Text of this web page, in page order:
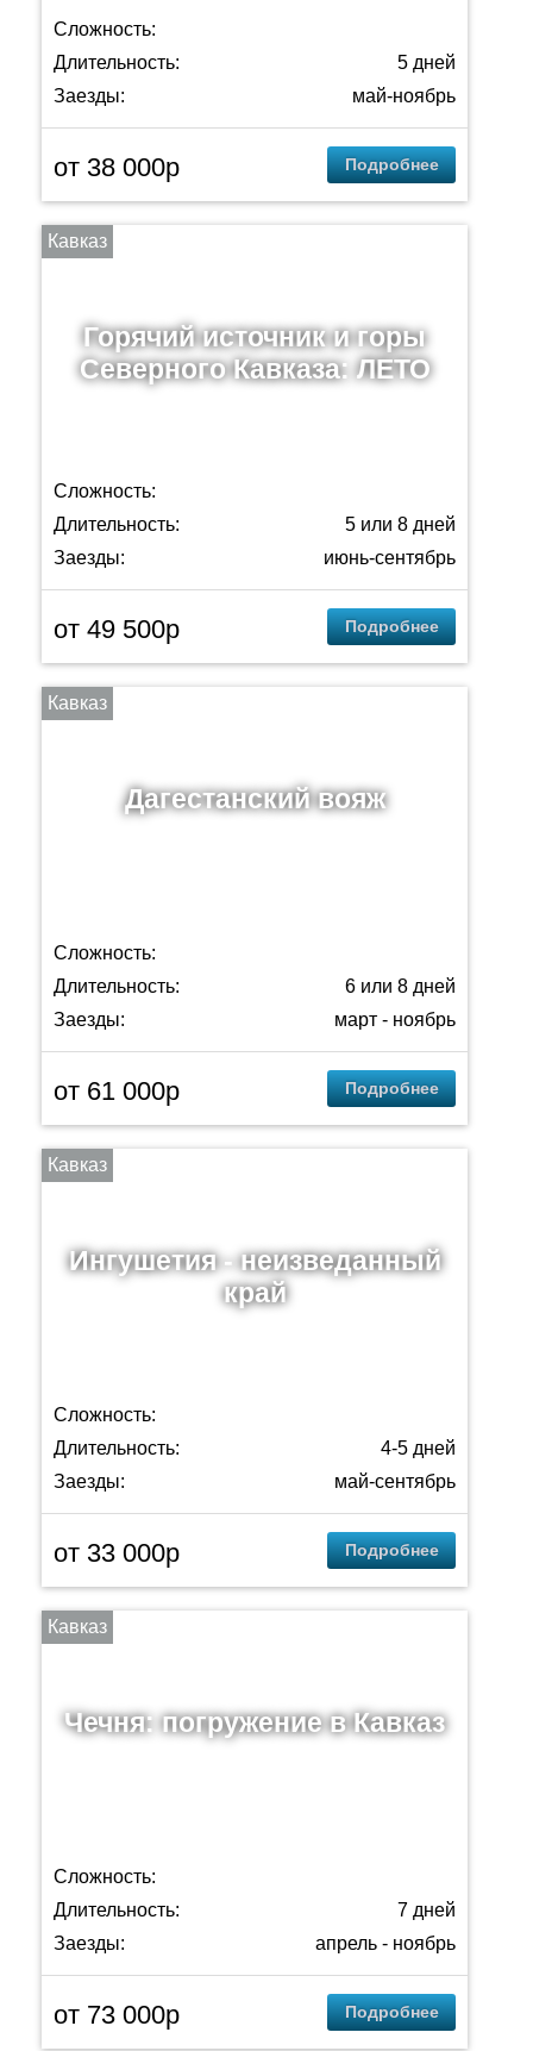
Сложность:
Длительность:
5 дней
Заезды:
май-ноябрь
от 38 000p Подробнее
Кавказ
Горячий источник и горы
Северного Кавказа: ЛЕТО
Сложность:
Длительность:
5 или 8 дней
Заезды:
июнь-сентябрь
от 49 500p Подробнее
Кавказ
Дагестанский вояж
Сложность:
Длительность:
6 или 8 дней
Заезды:
март - ноябрь
от 61 000p Подробнее
Кавказ
Ингушетия - неизведанный
край
Сложность:
Длительность:
4-5 дней
Заезды:
май-сентябрь
от 33 000р Подробнее
Кавказ
Чечня: погружение в Кавказ
Сложность:
Длительность:
7 дней
Заезды:
апрель - ноябрь
от 73 000p Подробнее